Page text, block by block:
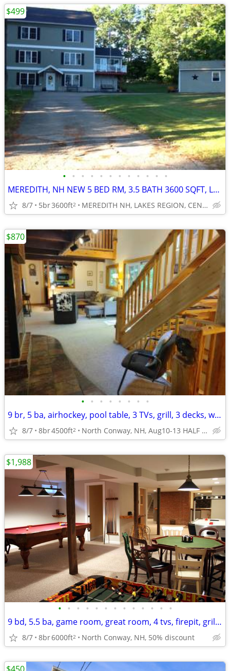
• • • • • • • • • • • •
MEREDITH, NH NEW 5 BED RM, 3.5 BATH 3600 SQFT, LAKEVIEWS, 2 HRS N. BOS
8/7 5br3600ft2 MEREDITH NH, LAKES REGION, CENTRAL NH.
$499
• • • • • • • •
9 br, 5 ba, airhockey, pool table, 3 TVs, grill, 3 decks, walk to town
8/7 8br4500ft2 North Conway, NH, Aug10-13 HALF PRICE
$870
• • • • • • • • • • • • •
9 bd, 5.5 ba, game room, great room, 4 tvs, firepit, grill, deck, yard
8/7 8br6000ft2 North Conway, NH, 50% discount
$1,988